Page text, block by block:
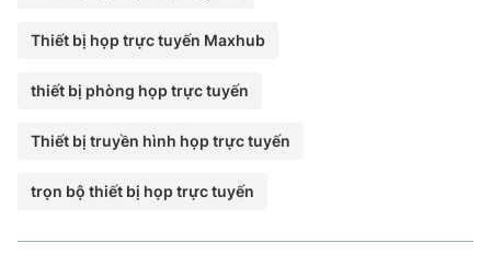
Thiết bị họp trực tuyến Maxhub
thiết bị phòng họp trực tuyến
Thiết bị truyền hình họp trực tuyến
trọn bộ thiết bị họp trực tuyến